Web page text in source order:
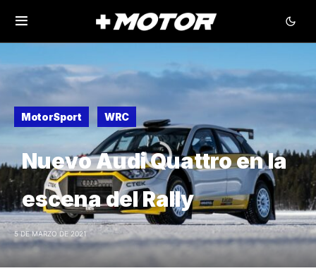
MotorSport WRC
Nuevo Audi Quattro en la
escena del Rally
5 DE MARZO DE 2021